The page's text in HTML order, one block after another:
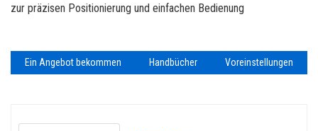
zur präzisen Positionierung und einfachen Bedienung
Ein Angebot bekommen Handbücher Voreinstellungen